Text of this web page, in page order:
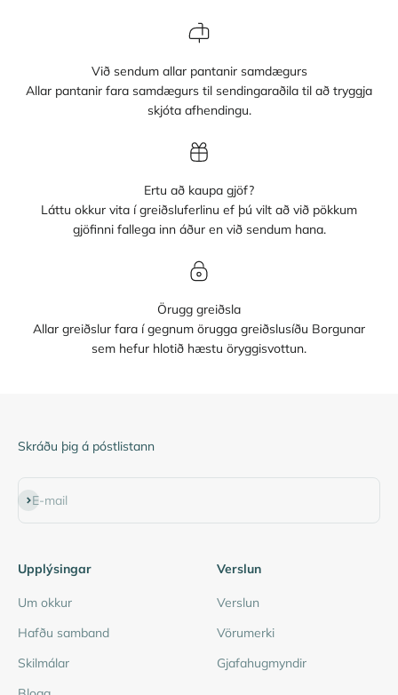
Við sendum allar pantanir samdægurs
Allar pantanir fara samdægurs til sendingaraðila til að tryggja
skjóta afhendingu.
Ertu að kaupa gjöf?
Láttu okkur vita í greiðsluferlinu ef þú vilt að við pökkum
gjöfinni fallega inn áður en við sendum hana.
Örugg greiðsla
Allar greiðslur fara í gegnum örugga greiðslusíðu Borgunar
sem hefur hlotið hæstu öryggisvottun.
Skráðu þig á póstlistann
E-mail
Subscribe
Upplýsingar
Um okkur
Hafðu samband
Skilmálar
Verslun
Verslun
Vörumerki
Gjafahugmyndir